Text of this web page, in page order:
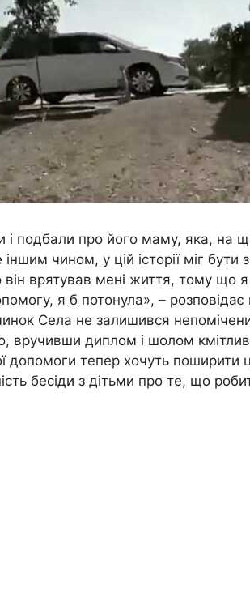
і подбали про його маму, яка, на
чином, у цій історії міг
він врятував мені життя, тому що
я б потонула», –
Села не залишився
вручивши диплом і шолом
допомоги тепер хочуть поширити
бесіди з дітьми про те, що